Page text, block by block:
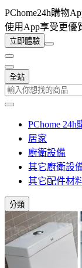
PChome24h購物
使用App享受更優
立即體驗
全站
PChome 24h
居家
廚衛設備
其它廚衛設
其它配件材
分類